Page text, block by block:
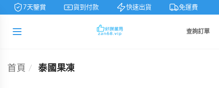
7天鑒賞 貨到付款 快速出貨 免運費
查詢訂單
首頁 / 泰國果凍